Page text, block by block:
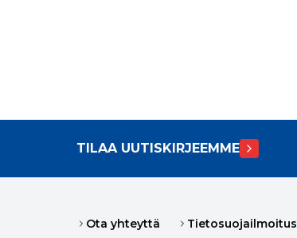
TILAA UUTISKIRJEEMME
Ota yhteyttä Tietosuojailmoitus